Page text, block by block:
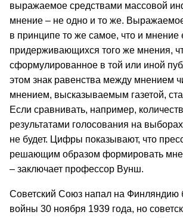
выражаемое средствами массовой
мнение – не одно и то же.
в принципе то же самое, что и мнение
придерживающихся того же мнения,
сформулированное в той или иной
этом знак равенства между мнением
мнением, высказываемым газетой,
Если сравнивать, например,
результатами голосования на
не будет. Цифры показывают, что
решающим образом формировать
– заключает профессор Вунш.
Советский Союз напал на Финляндию
войны 30 ноября 1939 года, но